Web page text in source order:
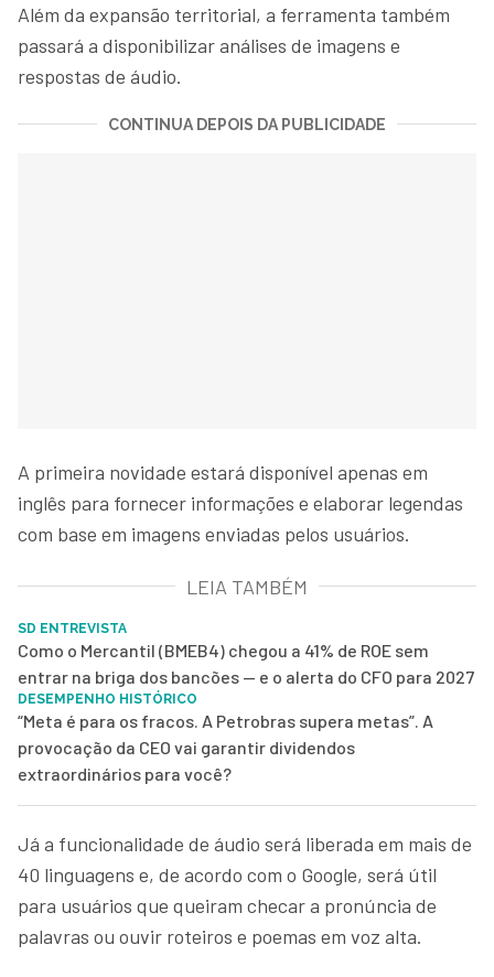
Além da expansão territorial, a ferramenta também
passará a disponibilizar análises de imagens e
respostas de áudio.
CONTINUA DEPOIS DA PUBLICIDADE
A primeira novidade estará disponível apenas em
inglês para fornecer informações e elaborar legendas
com base em imagens enviadas pelos usuários.
LEIA TAMBÉM
SD ENTREVISTA
Como o Mercantil (BMEB4) chegou a 41% de ROE sem
entrar na briga dos bancões — e o alerta do CFO para 2027
DESEMPENHO HISTÓRICO
“Meta é para os fracos. A Petrobras supera metas”. A
provocação da CEO vai garantir dividendos
extraordinários para você?
Já a funcionalidade de áudio será liberada em mais de
40 linguagens e, de acordo com o Google, será útil
para usuários que queiram checar a pronúncia de
palavras ou ouvir roteiros e poemas em voz alta.